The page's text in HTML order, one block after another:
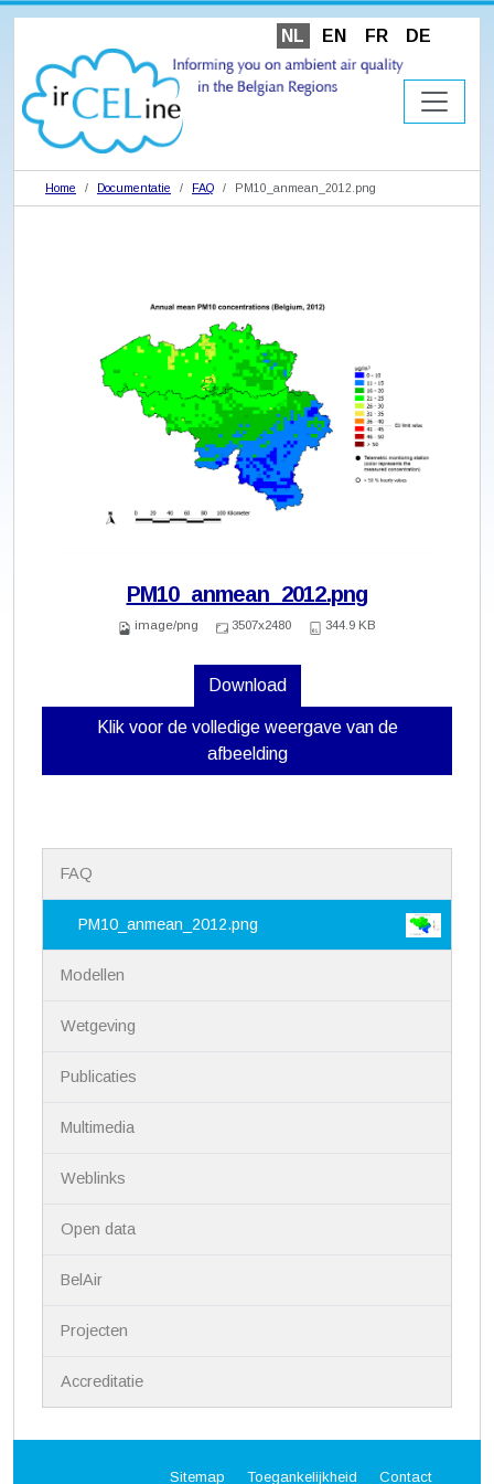
NL EN FR DE
Home Documentatie FAQ PM10_anmean_2012.png
PM10_anmean_2012.png
image/png 3507x2480 344.9 KB
Download
Klik voor de volledige weergave van de
afbeelding
v
FAQ
PM10_anmean_2012.png
Modellen
Wetgeving
Publicaties
Multimedia
Weblinks
Open data
BelAir
Projecten
Accreditatie
Sitemap Toegankelijkheid Contact